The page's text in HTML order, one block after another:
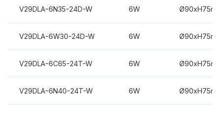
V29DLA-6N35-24D-W 6W
V29DLA-6W30-24D-W 6W
V29DLA-6C65-24T-W 6W
V29DLA-6N40-24T-W 6W